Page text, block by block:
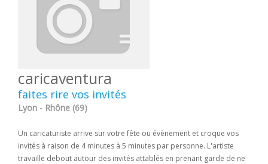
caricaventura
faites rire vos invités
Lyon - Rhône (69)
Un caricaturiste arrive sur votre fête ou évènement et croque vos
invités à raison de 4 minutes à 5 minutes par personne. L'artiste
travaille debout autour des invités attablés en prenant garde de ne